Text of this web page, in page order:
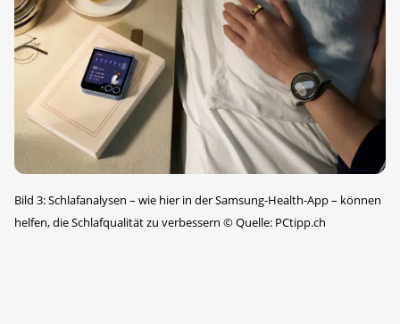
Bild 3: Schlafanalysen – wie hier in der Samsung-Health-App – können
helfen, die Schlafqualität zu verbessern ©Quelle: PCtipp.ch